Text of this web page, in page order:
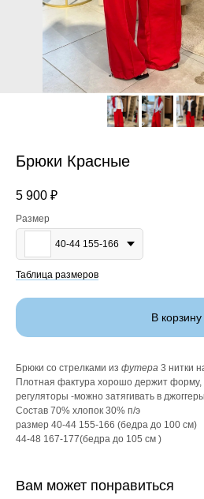
Брюки Красные
5 900 ₽
Размер
40-44 155-166
Таблица размеров
В корзину
Брюки со стрелками из футера 3 нитки
Плотная фактура хорошо держит форму,
регуляторы -можно затягивать в
Состав 70% хлопок 30% п/э
размер 40-44 155-166 (бедра до 100 см)
44-48 167-177(бедра до 105 см )
Вам может понравиться